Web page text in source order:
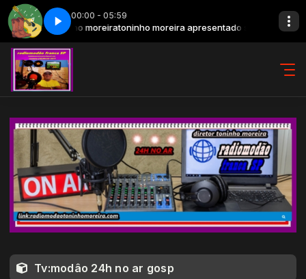
00:00 - 05:59
moreiratoninho moreira apresentado seleção de lovor as 8h
Pegada sertaneja - Parte 1
Tv:modâo 24h no ar gosp